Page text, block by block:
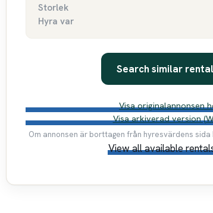
Storlek
Hyra var
Search similar
Visa originalannonsen
Visa arkiverad version
Om annonsen är borttagen från hyresvärdens
View all available